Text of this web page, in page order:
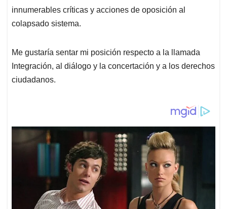
innumerables críticas y acciones de oposición al
colapsado sistema.
Me gustaría sentar mi posición respecto a la llamada
Integración, al diálogo y la concertación y a los derechos
ciudadanos.